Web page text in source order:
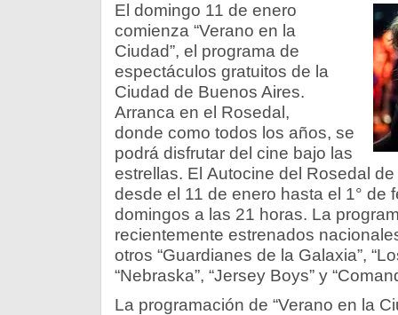
El domingo 11 de enero
comienza “Verano en la
Ciudad”, el programa de
espectáculos gratuitos de la
Ciudad de Buenos Aires.
Arranca en el Rosedal,
donde como todos los años, se
podrá disfrutar del cine bajo las
estrellas. El Autocine del Rosedal
desde el 11 de enero hasta el 1° de
domingos a las 21 horas. La
recientemente estrenados
otros “Guardianes de la Galaxia”,
“Nebraska”, “Jersey Boys” y
La programación de “Verano en la